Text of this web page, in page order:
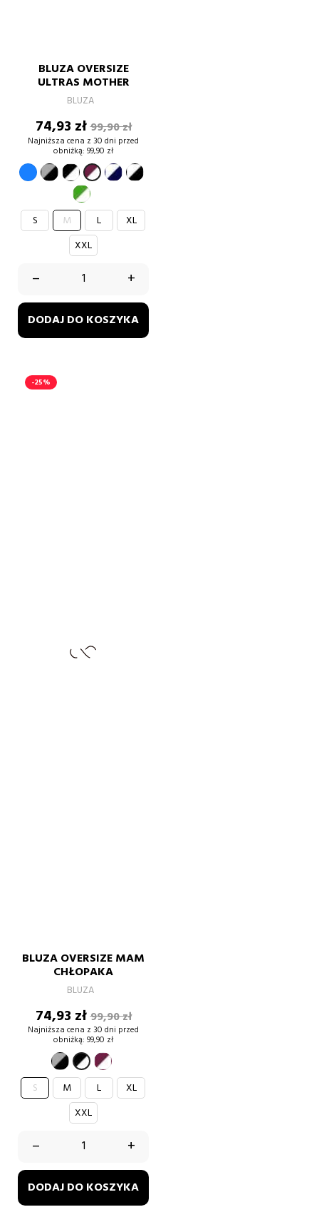
BLUZA OVERSIZE
ULTRAS MOTHER
BLUZA
Cena
74,93 złCena
podstawowa
99,90 zł
Najniższa cena z 30 dni przed
obniżką: 99,90 zł
Niebieski
szary-
czarny
czarno-
biały
burgund-
granat-biały-
zielony-
biały
S M L
XL
XXL
– +
DODAJ DO KOSZYKA
-25%
BLUZA OVERSIZE MAM
CHŁOPAKA
BLUZA
Cena
74,93 złCena
podstawowa
99,90 zł
Najniższa cena z 30 dni przed
obniżką: 99,90 zł
szary-
czarny
czarno-
biały
burgund-
biały
S M L
XL
XXL
– +
DODAJ DO KOSZYKA